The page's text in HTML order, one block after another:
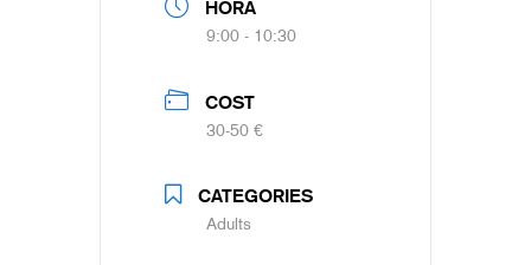
HORA
9:00 - 10:30
COST
30-50 €
CATEGORIES
Adults